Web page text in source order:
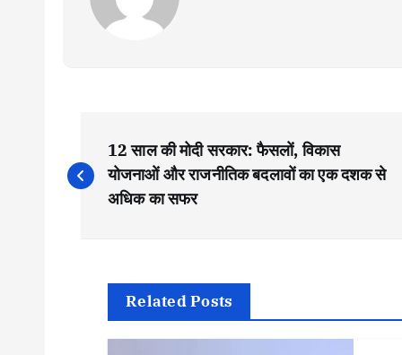
o
12 साल की मोदी सरकार: फैसलों, विकास
योजनाओं और राजनीतिक बदलावों का एक दशक से
अधिक का सफर
Related Posts